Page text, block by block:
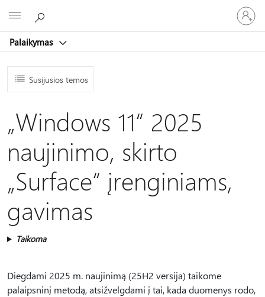
Palaikymas
prie
paskyros
Susijusios temos
„Windows 11“ 2025
naujinimo, skirto
„Surface“ įrenginiams,
gavimas
Taikoma
Diegdami 2025 m. naujinimą (25H2 versija) taikome
palaipsninį metodą, atsižvelgdami į tai, kada duomenys rodo,